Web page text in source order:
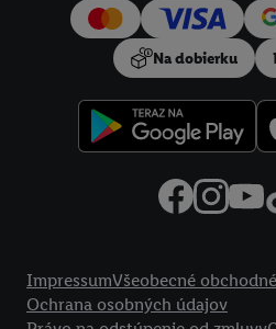
Na dobierku
ImpressumVšeobecné
Ochrana osobných údajov